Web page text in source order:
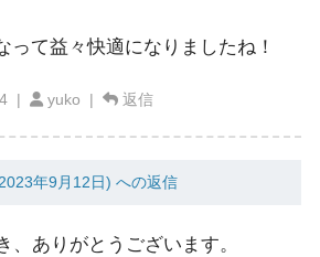
って益々快適になりましたね！
| yuko | 返信
年9月12日) への返信
、ありがとうございます。